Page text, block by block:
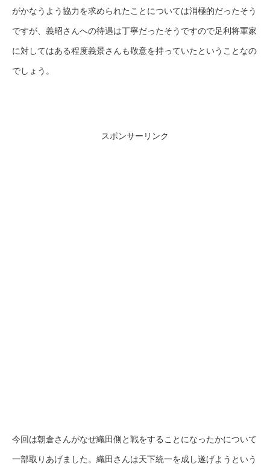
がかなうよう協力を求められたことについては消極的だったそう
ですが、義昭さんへの待遇は丁寧だったそうですので足利将軍家
に対してはある程度義景さんも敬意を持っていたということなの
でしょう。
スポンサーリンク
今回は朝倉さんがなぜ織田側と戦をすることになったかについて
一部取りあげました。織田さんは天下統一を成し遂げようという